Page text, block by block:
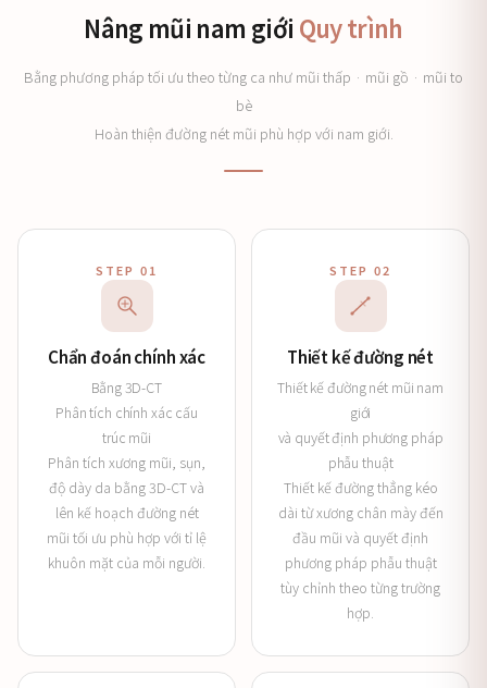
Nâng mũi nam giới Quy trình
Bằng phương pháp tối ưu theo từng ca như mũi thấp · mũi gồ · mũi to
bè
Hoàn thiện đường nét mũi phù hợp với nam giới.
STEP 01
Chẩn đoán chính xác
Bằng 3D-CT
Phân tích chính xác cấu
trúc mũi
Phân tích xương mũi, sụn,
độ dày da bằng 3D-CT và
lên kế hoạch đường nét
mũi tối ưu phù hợp với tỉ lệ
khuôn mặt của mỗi người.
STEP 02
Thiết kế đường nét
Thiết kế đường nét mũi nam
giới
và quyết định phương pháp
phẫu thuật
Thiết kế đường thẳng kéo
dài từ xương chân mày đến
đầu mũi và quyết định
phương pháp phẫu thuật
tùy chỉnh theo từng trường
hợp.